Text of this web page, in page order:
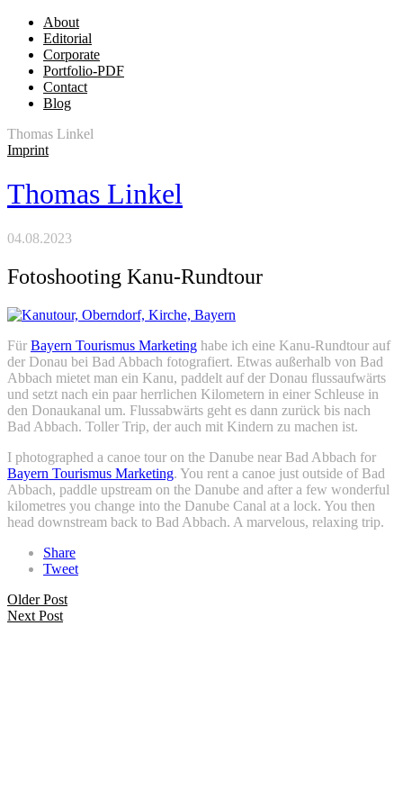
About
Editorial
Corporate
Portfolio-PDF
Contact
Blog
Thomas Linkel
Imprint
Thomas Linkel
04.08.2023
Fotoshooting Kanu-Rundtour
Für Bayern Tourismus Marketing habe ich eine Kanu-Rundtour auf
der Donau bei Bad Abbach fotografiert. Etwas außerhalb von Bad
Abbach mietet man ein Kanu, paddelt auf der Donau flussaufwärts
und setzt nach ein paar herrlichen Kilometern in einer Schleuse in
den Donaukanal um. Flussabwärts geht es dann zurück bis nach
Bad Abbach. Toller Trip, der auch mit Kindern zu machen ist.
I photographed a canoe tour on the Danube near Bad Abbach for
Bayern Tourismus Marketing. You rent a canoe just outside of Bad
Abbach, paddle upstream on the Danube and after a few wonderful
kilometres you change into the Danube Canal at a lock. You then
head downstream back to Bad Abbach. A marvelous, relaxing trip.
Share
Tweet
Older Post
Next Post